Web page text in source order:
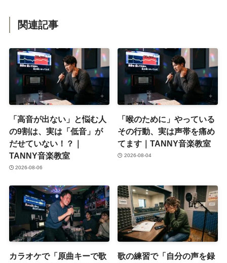
関連記事
「高音が出ない」と悩む人
の9割は、実は「低音」が
だせていない！？｜
TANNY音楽教室
2026-08-06
「喉のために」やっている
その行動、実は声帯を痛め
てます｜TANNY音楽教室
2026-08-04
カラオケで「原曲キーで歌
歌の練習で「自分の声を録